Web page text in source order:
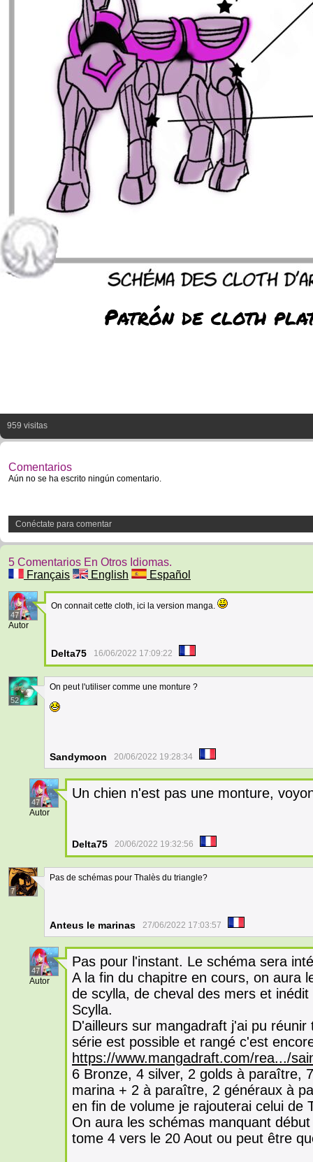
Patrón de cloth
959 visitas
Comentarios
Aún no se ha escrito ningún comentario.
Conéctate para comentar
5 Comentarios En Otros Idiomas.
Français
English Español
47
Autor
On connait cette cloth, ici la version manga.
Delta75 16/06/2022 17:09:22
52
On peut l'utiliser comme une monture ?
Sandymoon 20/06/2022 19:28:34
47
Autor
Un chien n'est pas une monture,
Delta75 20/06/2022 19:32:56
7
Pas de schémas pour Thalès du triangle?
Anteus le marinas 27/06/2022 17:03:57
47
Autor
Pas pour l'instant. Le schéma sera
A la fin du chapitre en cours, on aura
de scylla, de cheval des mers et
Scylla.
D'ailleurs sur mangadraft j'ai pu
série est possible et rangé c'est
https://www.mangadraft.com/rea.../
6 Bronze, 4 silver, 2 golds à paraître,
marina + 2 à paraître, 2 généraux à
en fin de volume je rajouterai celui de
On aura les schémas manquant
tome 4 vers le 20 Aout ou peut être